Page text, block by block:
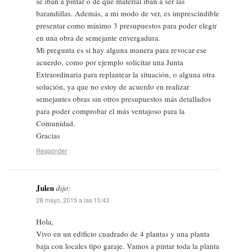
barandillas. Además, a mi modo de ver, es imprescindible
presentar como mínimo 3 presupuestos para poder elegir
en una obra de semejante envergadura.
Mi pregunta es si hay alguna manera para revocar ese
acuerdo, como por ejemplo solicitar una Junta
Extraordinaria para replantear la situación, o alguna otra
solución, ya que no estoy de acuerdo en realizar
semejantes obras sin otros presupuestos más detallados
para poder comprobar el más ventajoso para la
Comunidad.
Gracias
Responder
Julen dijo:
28 mayo, 2015 a las 15:43
Hola,
Vivo en un edificio cuadrado de 4 plantas y una planta
baja con locales tipo garaje. Vamos a pintar toda la planta